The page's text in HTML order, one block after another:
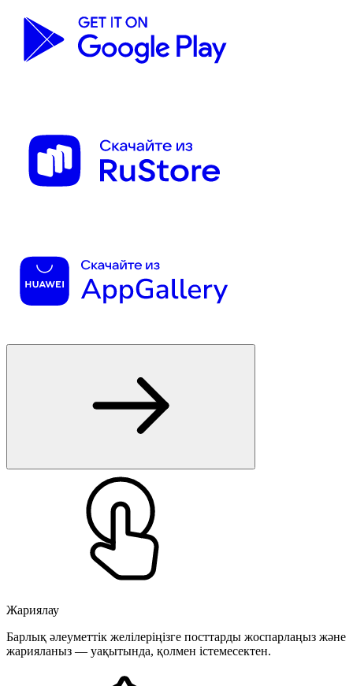
Жариялау
Барлық әлеуметтік желілеріңізге посттарды жоспарлаңыз және
жарияланыз — уақытында, қолмен істемесектен.